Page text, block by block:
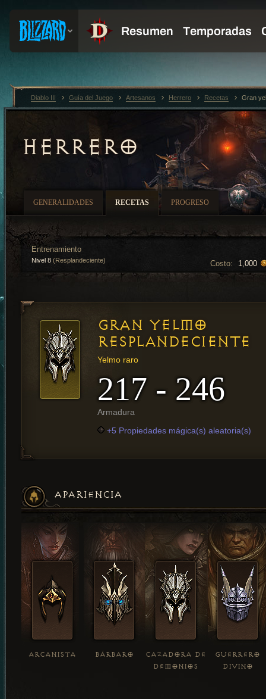
HERRERO
GENERALIDADES RECETAS PROGRESO
Costo: 1,000
Entrenamiento
Nivel 8 (Resplandeciente)
GRAN YELMO
RESPLANDECIENTE
Yelmo raro
217 - 246
Armadura
+5 Propiedades mágica(s) aleatoria(s)
APARIENCIA
ARCANISTA BÁRBARO
CAZADORA DE
DEMONIOS
GUERRERO
DIVINO
Diablo III Guía del Juego Artesanos Herrero Recetas Gran